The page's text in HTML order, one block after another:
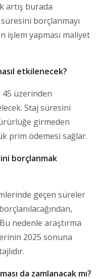
artış burada
borçlanmayı
işlem yapması maliyet
etkilenecek?
45 üzerinden
Staj süresini
girmeden
prim ödemesi sağlar.
borçlanmak
geçen süreler
nedenle araştırma
2025 sonuna
da zamlanacak mı?